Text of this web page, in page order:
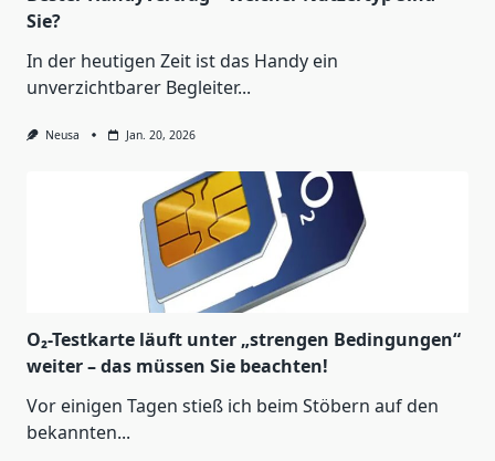
Sie?
In der heutigen Zeit ist das Handy ein
unverzichtbarer Begleiter...
Neusa Jan. 20, 2026
O₂-Testkarte läuft unter „strengen Bedingungen“
weiter – das müssen Sie beachten!
Vor einigen Tagen stieß ich beim Stöbern auf den
bekannten...